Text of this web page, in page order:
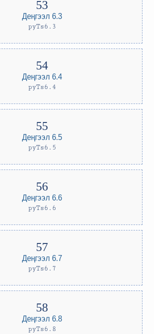
Деңгээл 6.3
pyTs6.3
Деңгээл 6.4
pyTs6.4
Деңгээл 6.5
pyTs6.5
Деңгээл 6.6
pyTs6.6
Деңгээл 6.7
pyTs6.7
Деңгээл 6.8
pyTs6.8